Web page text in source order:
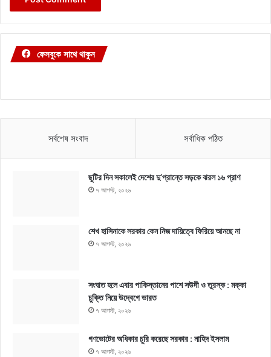
ফেসবুকে সাথে থাকুন
সর্বশেষ সংবাদ সর্বাধিক পঠিত
ছুটির দিন সকালেই দেশের দু’প্রান্তে সড়কে ঝরল ১৬ প্রাণ
৭ আগস্ট, ২০২৬
শেখ হাসিনাকে সরকার কেন নিজ দায়িত্বে ফিরিয়ে আনছে না
৭ আগস্ট, ২০২৬
সংঘাত হলে এবার পাকিস্তানের পাশে সউদী ও তুরস্ক : মক্কা
চুক্তি নিয়ে উদ্বেগে ভারত
৭ আগস্ট, ২০২৬
গণভোটের অধিকার চুরি করেছে সরকার : নাহিদ ইসলাম
৭ আগস্ট, ২০২৬